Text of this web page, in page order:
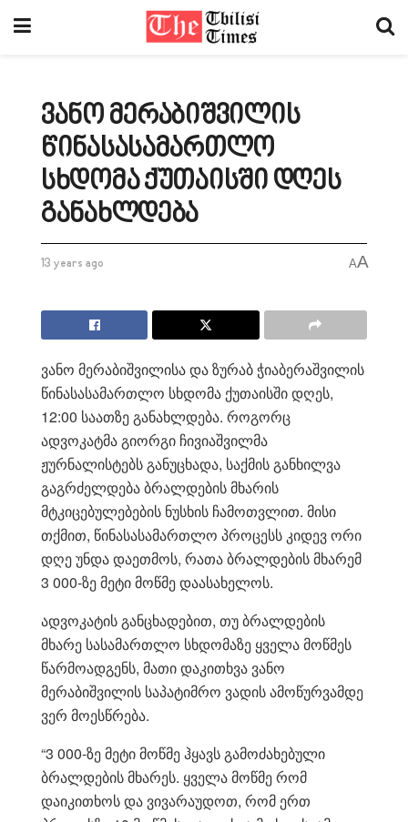
ვანო მერაბიშვილის
წინასასამართლო
სხდომა ქუთაისში დღეს
განახლდება
13 years ago AA
ვანო მერაბიშვილისა და ზურაბ ჭიაბერაშვილის
წინასასამართლო სხდომა ქუთაისში დღეს,
12:00 საათზე განახლდება. როგორც
ადვოკატმა გიორგი ჩივიაშვილმა
ჟურნალისტებს განუცხადა, საქმის განხილვა
გაგრძელდება ბრალდების მხარის
მტკიცებულებების ნუსხის ჩამოთვლით. მისი
თქმით, წინასასამართლო პროცესს კიდევ ორი
დღე უნდა დაეთმოს, რათა ბრალდების მხარემ
3 000-ზე მეტი მოწმე დაასახელოს.
ადვოკატის განცხადებით, თუ ბრალდების
მხარე სასამართლო სხდომაზე ყველა მოწმეს
წარმოადგენს, მათი დაკითხვა ვანო
მერაბიშვილის საპატიმრო ვადის ამოწურვამდე
ვერ მოესწრება.
“3 000-ზე მეტი მოწმე ჰყავს გამოძახებული
ბრალდების მხარეს. ყველა მოწმე რომ
დაიკითხოს და ვივარაუდოთ, რომ ერთ